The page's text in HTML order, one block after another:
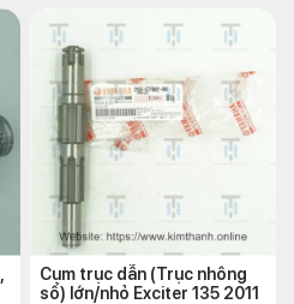
Cụm trục dẫn (Trục nhông
số) lớn/nhỏ Exciter 135 2011